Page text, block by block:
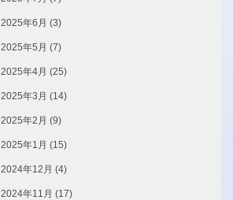
2025年6月 (3)
2025年5月 (7)
2025年4月 (25)
2025年3月 (14)
2025年2月 (9)
2025年1月 (15)
2024年12月 (4)
2024年11月 (17)